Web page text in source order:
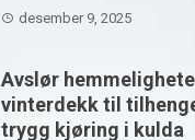
desember 9, 2025
Avslør
vinterdekk til
trygg kjøring i kulda